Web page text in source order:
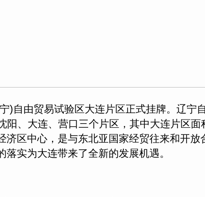
由贸易试验区大连片区正式挂牌。辽宁
阳、大连、营口三个片区，其中大连片区
济区中心，是与东北亚国家经贸往来和开
实为大连带来了全新的发展机遇。